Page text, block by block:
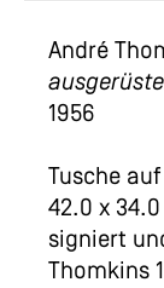
André
1956
Tusche
42.0 x
signiert
Thomkins